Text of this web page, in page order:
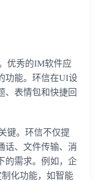
优秀的IM软件应
功能。环信在UI设
、表情包和快捷回
键。环信不仅提
话、文件传输、消
的需求。例如，企
化功能，如智能